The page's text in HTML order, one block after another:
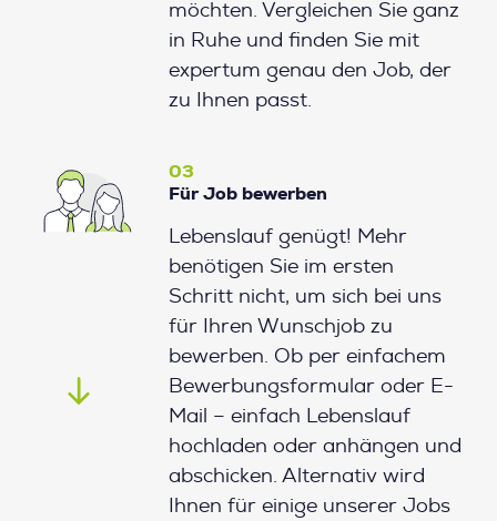
möchten. Vergleichen Sie ganz
in Ruhe und finden Sie mit
expertum genau den Job, der
zu Ihnen passt.
03
Für Job bewerben
Lebenslauf genügt! Mehr
benötigen Sie im ersten
Schritt nicht, um sich bei uns
für Ihren Wunschjob zu
bewerben. Ob per einfachem
Bewerbungsformular oder E-
Mail – einfach Lebenslauf
hochladen oder anhängen und
abschicken. Alternativ wird
Ihnen für einige unserer Jobs